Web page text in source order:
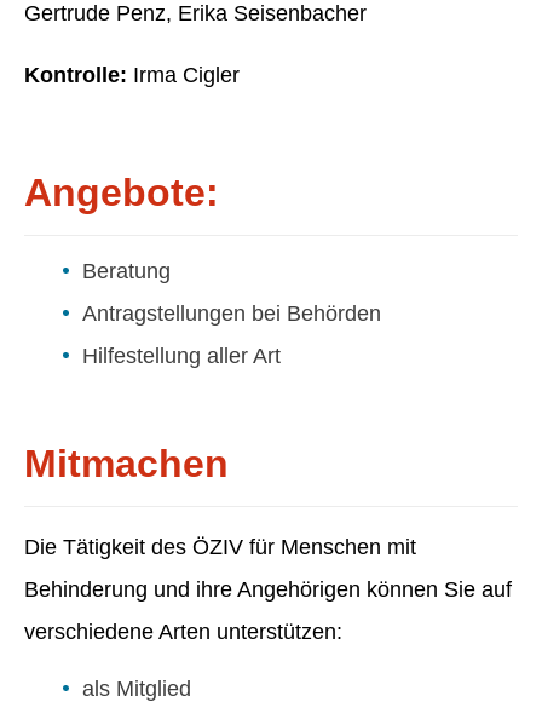
Gertrude Penz, Erika Seisenbacher
Kontrolle: Irma Cigler
Angebote:
Beratung
Antragstellungen bei Behörden
Hilfestellung aller Art
Mitmachen
Die Tätigkeit des ÖZIV für Menschen mit
Behinderung und ihre Angehörigen können Sie auf
verschiedene Arten unterstützen:
als Mitglied